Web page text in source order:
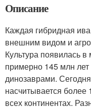
Описание
Каждая гибридная
внешним видом и
Культура появилась
примерно 145 млн
динозаврами.
насчитывается
всех континентах.